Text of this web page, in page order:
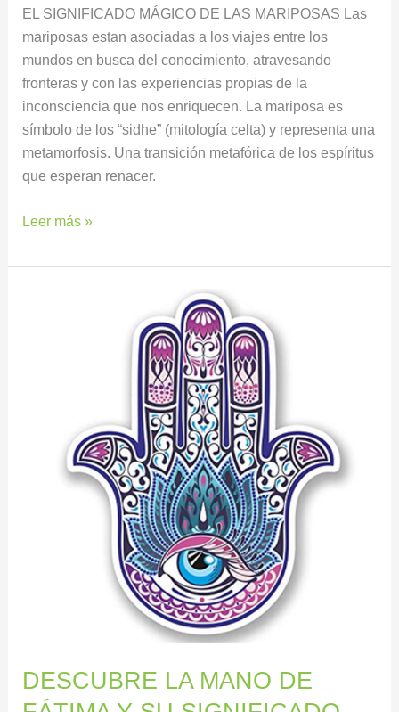
EL SIGNIFICADO MÁGICO DE LAS MARIPOSAS Las
mariposas estan asociadas a los viajes entre los
mundos en busca del conocimiento, atravesando
fronteras y con las experiencias propias de la
inconsciencia que nos enriquecen. La mariposa es
símbolo de los “sidhe” (mitología celta) y representa una
metamorfosis. Una transición metafórica de los espíritus
que esperan renacer.
Leer más »
DESCUBRE LA MANO DE
SIGNIFICADO